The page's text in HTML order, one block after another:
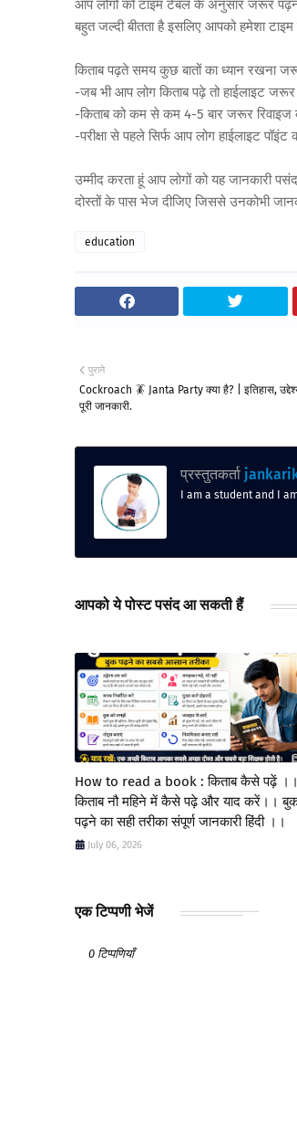
आप लोगों को टाइम टेबल के अनुसार जरूर
बहुत जल्दी बीतता है इसलिए आपको हमेशा
किताब पढ़ते समय कुछ बातों का ध्यान रखना
-जब भी आप लोग किताब पढ़े तो हाईलाइट
-किताब को कम से कम 4-5 बार जरूर रिवाइज
-परीक्षा से पहले सिर्फ आप लोग हाईलाइट पॉइंट
उम्मीद करता हूं आप लोगों को यह जानकारी
दोस्तों के पास भेज दीजिए जिससे उनकोभी
education
पुराने
Cockroach 🪳 Janta Party क्या है? | इतिहास,
पूरी जानकारी.
प्रस्तुतकर्ता
I am a student and I
आपको ये पोस्ट पसंद आ सकती हैं
How to read a book : किताब कैसे पढ़ें ।।
किताब नौ महिने में कैसे पढ़े और याद करें।।
पढ़ने का सही तरीका संपूर्ण जानकारी हिंदी ।।
July 06, 2026
एक टिप्पणी भेजें
0 टिप्पणियाँ